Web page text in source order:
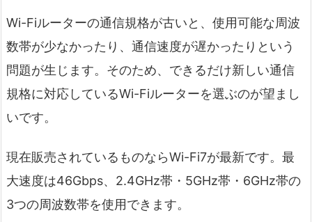
Wi-Fiルーターの通信規格が古いと、使用可能な周波
数帯が少なかったり、通信速度が遅かったりという
問題が生じます。そのため、できるだけ新しい通信
規格に対応しているWi-Fiルーターを選ぶのが望まし
いです。
現在販売されているものならWi-Fi7が最新です。最
大速度は46Gbps、2.4GHz帯・5GHz帯・6GHz帯の
3つの周波数帯を使用できます。